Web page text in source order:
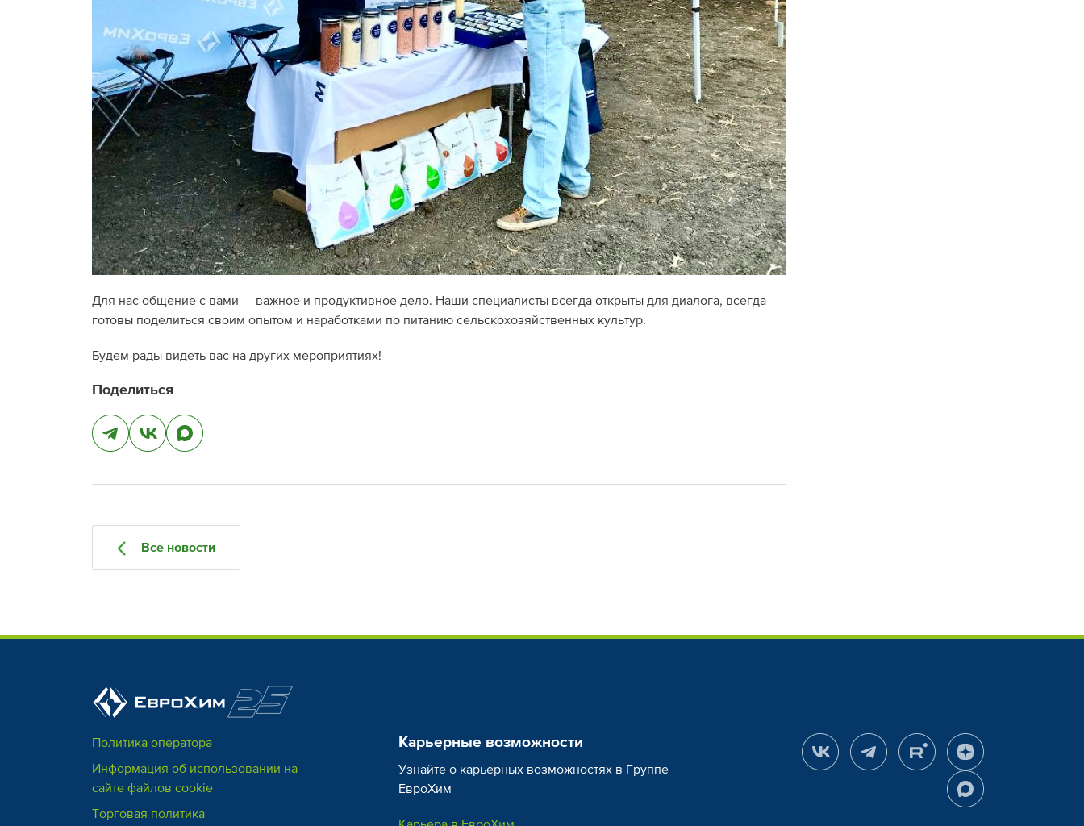
Для нас общение с вами — важное и продуктивное дело. Наши специалисты всегда открыты для диалога, всегда
готовы поделиться своим опытом и наработками по питанию сельскохозяйственных культур.
Будем рады видеть вас на других мероприятиях!
Поделиться
Все новости
Политика оператора
Информация об использовании на
сайте файлов cookie
Торговая политика
Карьерные возможности
Узнайте о карьерных возможностях в Группе
ЕвроХим